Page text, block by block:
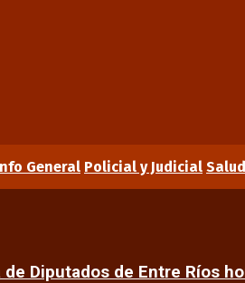
General Policial y Judicial Salud
de Diputados de Entre Ríos